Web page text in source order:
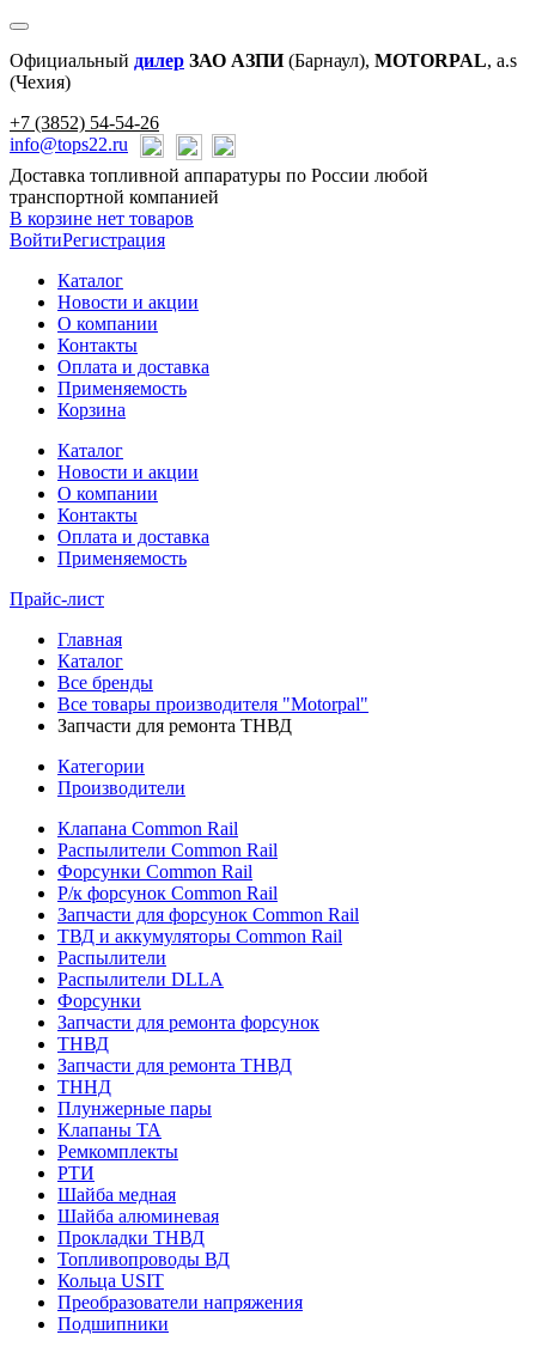
Официальный дилер ЗАО АЗПИ(Барнаул), MOTORPAL, a.s
(Чехия)
+7 (3852) 54-54-26
info@tops22.ru
Доставка топливной аппаратуры по России любой
транспортной компанией
В корзине нет товаров
ВойтиРегистрация
Каталог
Новости и акции
О компании
Контакты
Оплата и доставка
Применяемость
Корзина
Каталог
Новости и акции
О компании
Контакты
Оплата и доставка
Применяемость
Прайс-лист
Главная
Каталог
Все бренды
Все товары производителя "Motorpal"
Запчасти для ремонта ТНВД
Категории
Производители
Клапана Common Rail
Распылители Common Rail
Форсунки Common Rail
Р/к форсунок Common Rail
Запчасти для форсунок Common Rail
ТВД и аккумуляторы Common Rail
Распылители
Распылители DLLA
Форсунки
Запчасти для ремонта форсунок
ТНВД
Запчасти для ремонта ТНВД
ТННД
Плунжерные пары
Клапаны ТА
Ремкомплекты
РТИ
Шайба медная
Шайба алюминевая
Прокладки ТНВД
Топливопроводы ВД
Кольца USIT
Преобразователи напряжения
Подшипники